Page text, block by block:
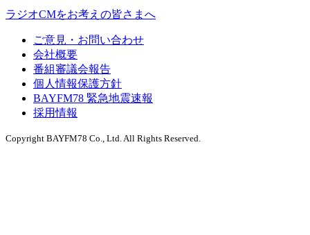
ラジオCMをお考えの皆さまへ
ご意見・お問い合わせ
会社概要
番組審議会報告
個人情報保護方針
BAYFM78 緊急地震速報
採用情報
Copyright BAYFM78 Co., Ltd. All Rights Reserved.